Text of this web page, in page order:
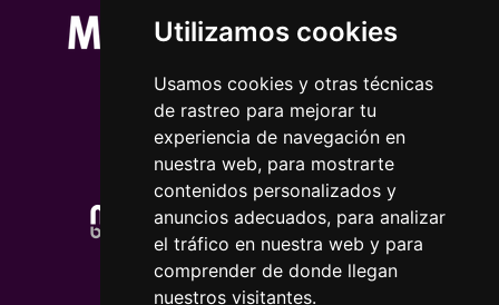
Utilizamos cookies
Usamos cookies y otras técnicas
de rastreo para mejorar tu
experiencia de navegación en
nuestra web, para mostrarte
contenidos personalizados y
anuncios adecuados, para analizar
el tráfico en nuestra web y para
comprender de donde llegan
nuestros visitantes.